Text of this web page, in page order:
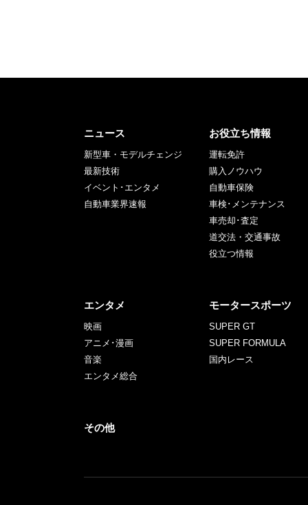
ニュース
新型車・モデルチェンジ
最新技術
イベント･エンタメ
自動車業界速報
お役立ち情報
運転免許
購入ノウハウ
自動車保険
車検･メンテナンス
車売却･査定
道交法・交通事故
役立つ情報
エンタメ
映画
アニメ･漫画
音楽
エンタメ総合
モータースポーツ
SUPER GT
SUPER FORMULA
国内レース
その他